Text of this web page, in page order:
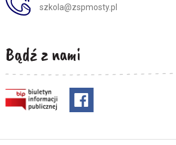
szkola@zspmosty.pl
Bądź z nami